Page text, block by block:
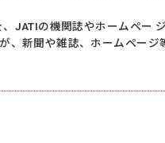
JATIの機関誌やホームペー
、新聞や雑誌、ホームペー